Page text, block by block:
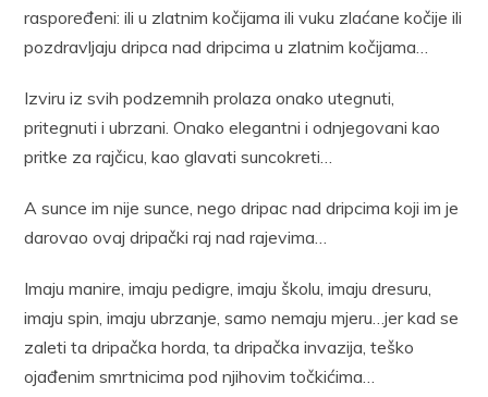
raspoređeni: ili u zlatnim kočijama ili vuku zlaćane kočije ili
pozdravljaju dripca nad dripcima u zlatnim kočijama…
Izviru iz svih podzemnih prolaza onako utegnuti,
pritegnuti i ubrzani. Onako elegantni i odnjegovani kao
pritke za rajčicu, kao glavati suncokreti…
A sunce im nije sunce, nego dripac nad dripcima koji im je
darovao ovaj dripački raj nad rajevima…
Imaju manire, imaju pedigre, imaju školu, imaju dresuru,
imaju spin, imaju ubrzanje, samo nemaju mjeru…jer kad se
zaleti ta dripačka horda, ta dripačka invazija, teško
ojađenim smrtnicima pod njihovim točkićima…